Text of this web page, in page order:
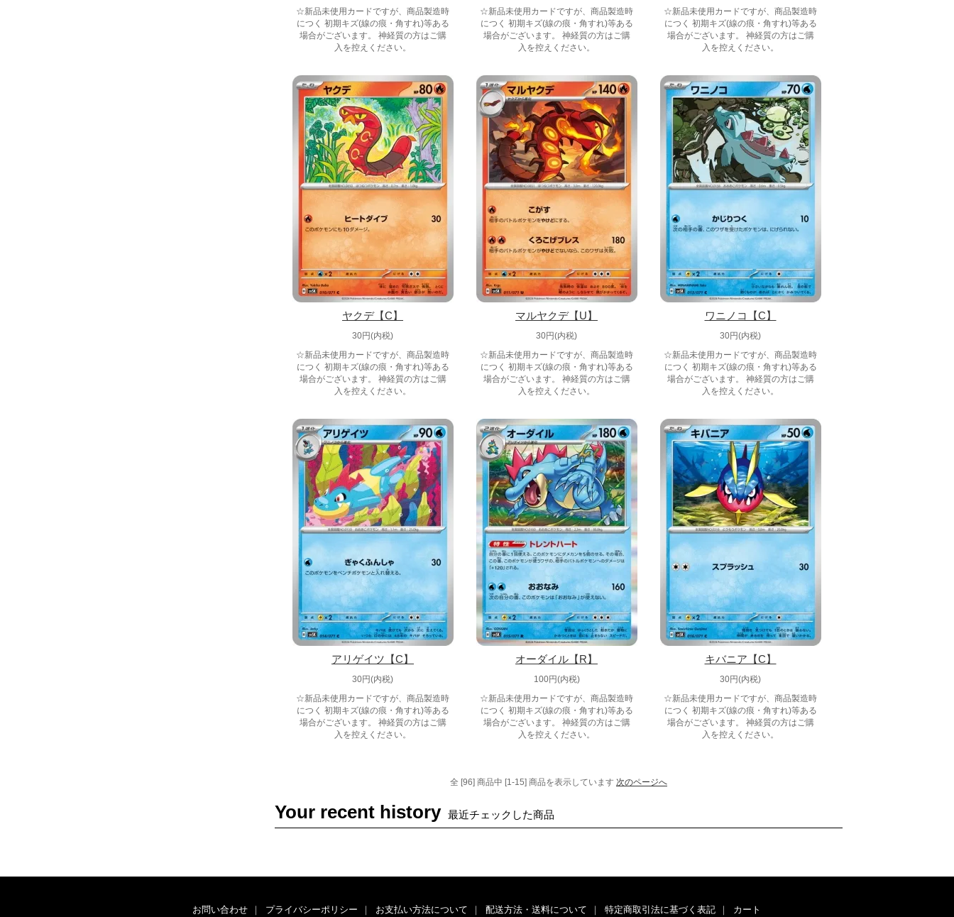
☆新品未使用カードですが、商品製造時
につく 初期キズ(線の痕・角すれ)等ある
場合がございます。 神経質の方はご購
入を控えください。
☆新品未使用カードですが、商品製造時
につく 初期キズ(線の痕・角すれ)等ある
場合がございます。 神経質の方はご購
入を控えください。
☆新品未使用カードですが、商品製造時
につく 初期キズ(線の痕・角すれ)等ある
場合がございます。 神経質の方はご購
入を控えください。
ヤクデ【C】
30円(内税)
☆新品未使用カードですが、商品製造時
につく 初期キズ(線の痕・角すれ)等ある
場合がございます。 神経質の方はご購
入を控えください。
マルヤクデ【U】
30円(内税)
☆新品未使用カードですが、商品製造時
につく 初期キズ(線の痕・角すれ)等ある
場合がございます。 神経質の方はご購
入を控えください。
ワニノコ【C】
30円(内税)
☆新品未使用カードですが、商品製造時
につく 初期キズ(線の痕・角すれ)等ある
場合がございます。 神経質の方はご購
入を控えください。
アリゲイツ【C】
30円(内税)
☆新品未使用カードですが、商品製造時
につく 初期キズ(線の痕・角すれ)等ある
場合がございます。 神経質の方はご購
入を控えください。
オーダイル【R】
100円(内税)
☆新品未使用カードですが、商品製造時
につく 初期キズ(線の痕・角すれ)等ある
場合がございます。 神経質の方はご購
入を控えください。
キバニア【C】
30円(内税)
☆新品未使用カードですが、商品製造時
につく 初期キズ(線の痕・角すれ)等ある
場合がございます。 神経質の方はご購
入を控えください。
全 [96] 商品中 [1-15] 商品を表示しています 次のページへ
Your recent history 最近チェックした商品
お問い合わせ ｜ プライバシーポリシー ｜ お支払い方法について ｜ 配送方法・送料について ｜ 特定商取引法に基づく表記 ｜ カート